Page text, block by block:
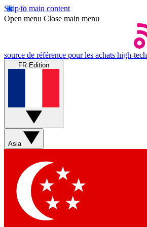
Skip to main content
Open menu Close main menu
source de référence pour les achats high-tech
FR Edition
Asia